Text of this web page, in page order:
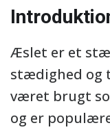
Æslet er et
stædighed og
været brugt
og er